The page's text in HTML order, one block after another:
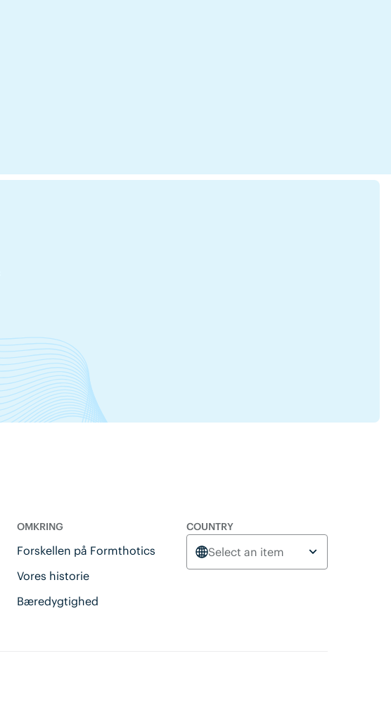
OMKRING
Forskellen på Formthotics
Vores historie
Bæredygtighed
COUNTRY
Select an item